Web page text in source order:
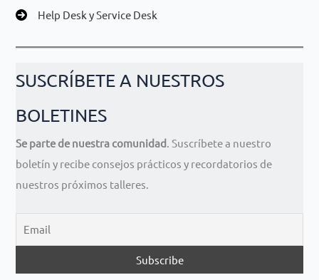
Help Desk y Service Desk
SUSCRÍBETE A NUESTROS
BOLETINES
Se parte de nuestra comunidad. Suscríbete a nuestro
boletín y recibe consejos prácticos y recordatorios de
nuestros próximos talleres.